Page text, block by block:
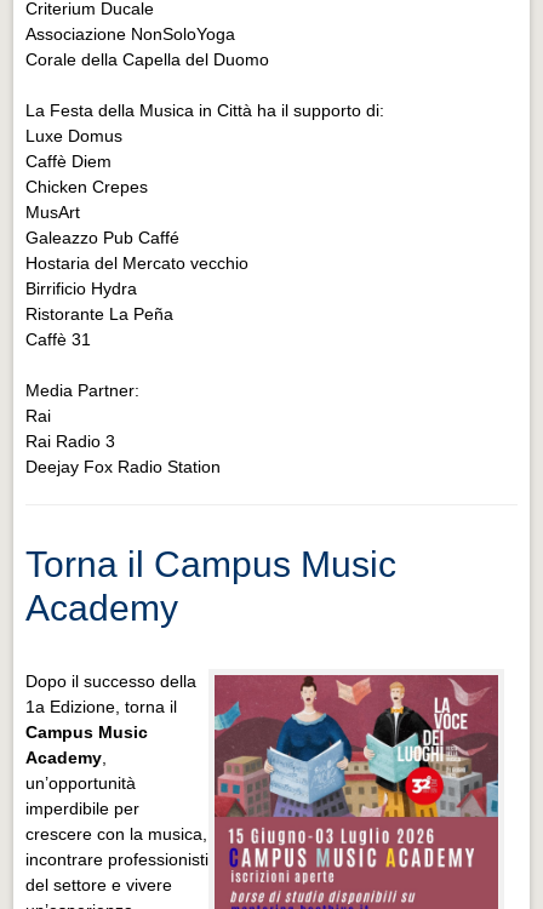
Criterium Ducale
Associazione NonSoloYoga
Corale della Capella del Duomo
La Festa della Musica in Città ha il supporto di:
Luxe Domus
Caffè Diem
Chicken Crepes
MusArt
Galeazzo Pub Caffé
Hostaria del Mercato vecchio
Birrificio Hydra
Ristorante La Peña
Caffè 31
Media Partner:
Rai
Rai Radio 3
Deejay Fox Radio Station
Torna il Campus Music
Academy
Dopo il successo della
1a Edizione, torna il
Campus Music
Academy
un’opportunità
imperdibile per
crescere con la musica,
incontrare professionisti
del settore e vivere